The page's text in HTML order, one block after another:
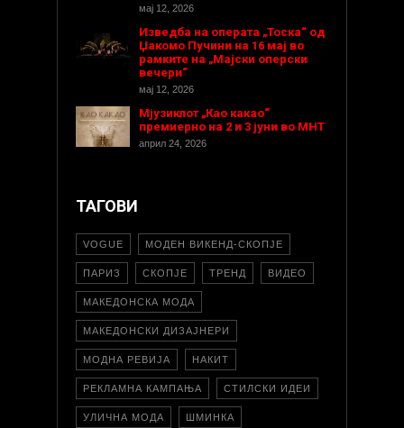
мај 12, 2026
Изведба на операта „Тоска“ од
Џакомо Пучини на 16 мај во
рамките на „Мајски оперски
вечери“
мај 12, 2026
Мјузиклот „Као какао“
премиерно на 2 и 3 јуни во МНТ
април 24, 2026
ТАГОВИ
VOGUE МОДЕН ВИКЕНД-СКОПЈЕ
ПАРИЗ СКОПЈЕ ТРЕНД ВИДЕО
МАКЕДОНСКА МОДА
МАКЕДОНСКИ ДИЗАЈНЕРИ
МОДНА РЕВИЈА НАКИТ
РЕКЛАМНА КАМПАЊА СТИЛСКИ ИДЕИ
УЛИЧНА МОДА ШМИНКА